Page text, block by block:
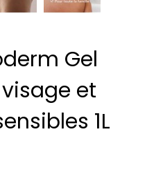
Gel
et
1L